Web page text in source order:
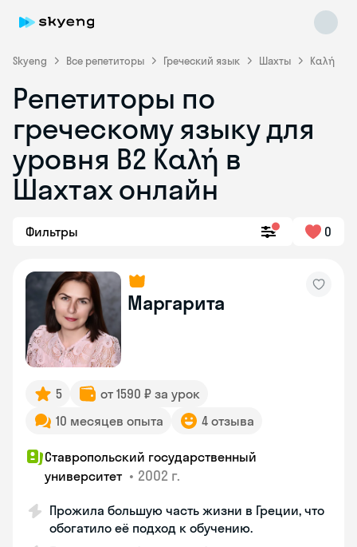
Skyeng Все репетиторы Греческий язык Шахты Καλή
Репетиторы по
греческому языку для
уровня Β2 Καλή в
Шахтах онлайн
Фильтры 0
Маргарита
5
от 1590 ₽ за урок
10 месяцев опыта
4 отзыва
Ставропольский государственный
университет • 2002 г.
Прожила большую часть жизни в Греции, что
обогатило её подход к обучению.
Skyeng Chat